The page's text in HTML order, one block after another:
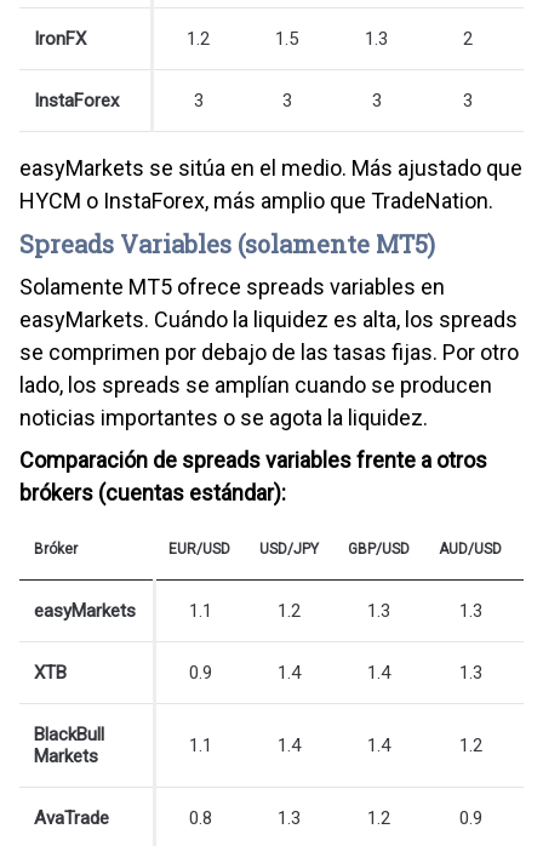
IronFX 1.2 1.5 1.3 2
InstaForex 3 3 3 3
easyMarkets se sitúa en el medio. Más ajustado que
HYCM o InstaForex, más amplio que TradeNation.
Spreads Variables (solamente MT5)
Solamente MT5 ofrece spreads variables en
easyMarkets. Cuándo la liquidez es alta, los spreads
se comprimen por debajo de las tasas fijas. Por otro
lado, los spreads se amplían cuando se producen
noticias importantes o se agota la liquidez.
Comparación de spreads variables frente a otros
brókers (cuentas estándar):
Bróker EUR/USD USD/JPY GBP/USD AUD/USD
easyMarkets 1.1 1.2 1.3 1.3
XTB 0.9 1.4 1.4 1.3
BlackBull
Markets
1.1 1.4 1.4 1.2
AvaTrade 0.8 1.3 1.2 0.9